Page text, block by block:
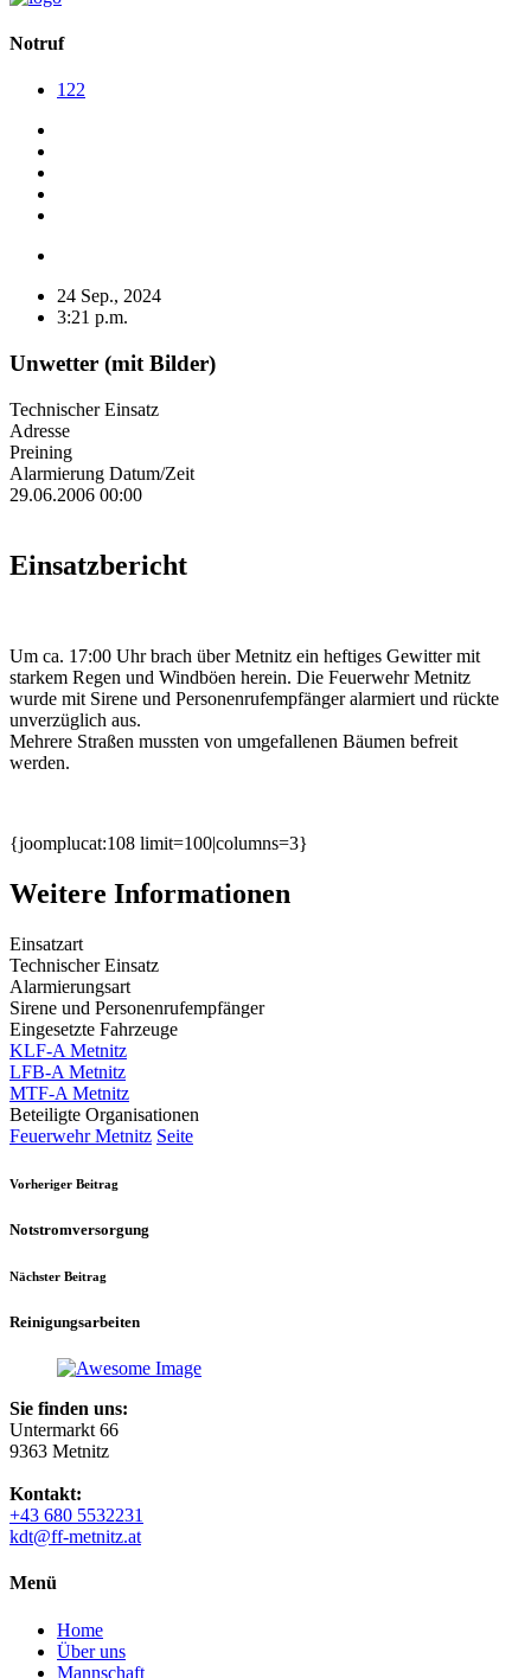
Notruf
122
24 Sep., 2024
3:21 p.m.
Unwetter (mit Bilder)
Technischer Einsatz
Adresse
Preining
Alarmierung Datum/Zeit
29.06.2006 00:00
Einsatzbericht
Um ca. 17:00 Uhr brach über Metnitz ein heftiges Gewitter mit
starkem Regen und Windböen herein. Die Feuerwehr Metnitz
wurde mit Sirene und Personenrufempfänger alarmiert und rückte
unverzüglich aus.
Mehrere Straßen mussten von umgefallenen Bäumen befreit
werden.
{joomplucat:108 limit=100|columns=3}
Weitere Informationen
Einsatzart
Technischer Einsatz
Alarmierungsart
Sirene und Personenrufempfänger
Eingesetzte Fahrzeuge
KLF-A Metnitz
LFB-A Metnitz
MTF-A Metnitz
Beteiligte Organisationen
Feuerwehr Metnitz Seite
Vorheriger Beitrag
Notstromversorgung
Nächster Beitrag
Reinigungsarbeiten
Sie finden uns:
Untermarkt 66
9363 Metnitz
Kontakt:
+43 680 5532231
kdt@ff-metnitz.at
Menü
Home
Über uns
Mannschaft